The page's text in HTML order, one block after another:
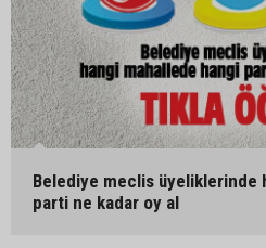
Belediye meclis üyeliklerinde
parti ne kadar oy al